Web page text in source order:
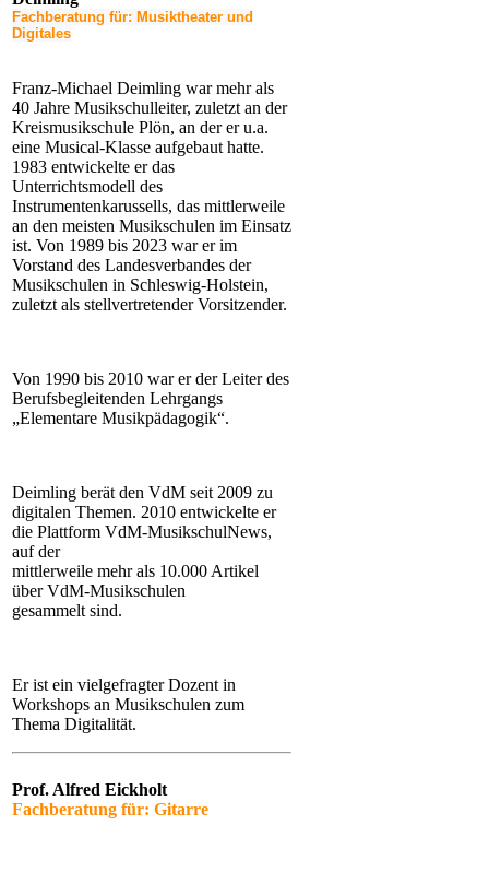
Fachberatung für: Musiktheater und
Digitales
Franz-Michael Deimling war mehr als
40 Jahre Musikschulleiter, zuletzt an der
Kreismusikschule Plön, an der er u.a.
eine Musical-Klasse aufgebaut hatte.
1983 entwickelte er das
Unterrichtsmodell des
Instrumentenkarussells, das mittlerweile
an den meisten Musikschulen im Einsatz
ist. Von 1989 bis 2023 war er im
Vorstand des Landesverbandes der
Musikschulen in Schleswig-Holstein,
zuletzt als stellvertretender Vorsitzender.
Von 1990 bis 2010 war er der Leiter des
Berufsbegleitenden Lehrgangs
„Elementare Musikpädagogik“.
Deimling berät den VdM seit 2009 zu
digitalen Themen. 2010 entwickelte er
die Plattform VdM-MusikschulNews,
auf der
mittlerweile mehr als 10.000 Artikel
über VdM-Musikschulen
gesammelt sind.
Er ist ein vielgefragter Dozent in
Workshops an Musikschulen zum
Thema Digitalität.
Prof. Alfred Eickholt
Fachberatung für: Gitarre